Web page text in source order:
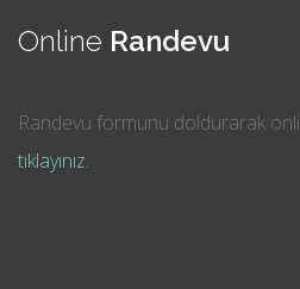
Online Randevu
Randevu formunu doldurarak
tıklayınız.